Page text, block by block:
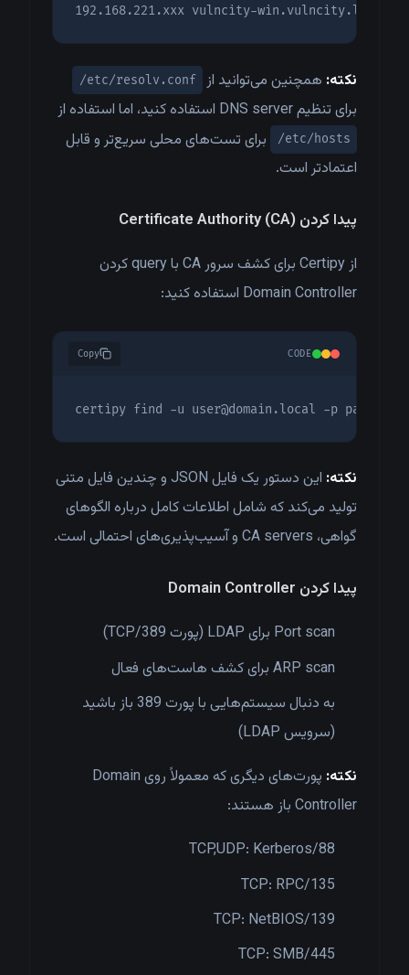
192.168.221.xxx vulncity-win.vulncity.local
نکته: همچنین می‌توانید از /etc/resolv.conf
برای تنظیم DNS server استفاده کنید، اما استفاده از
/etc/hosts
برای تست‌های محلی سریع‌تر و قابل
اعتمادتر است.
پیدا کردن Certificate Authority (CA)
از Certipy برای کشف سرور CA با query کردن
Domain Controller استفاده کنید:
CODE
Copy
certipy find -u user@domain.local -p
نکته:
این دستور یک فایل JSON و چندین فایل متنی
تولید می‌کند که شامل اطلاعات کامل درباره الگوهای
گواهی، CA servers و آسیب‌پذیری‌های احتمالی است.
پیدا کردن Domain Controller
Port scan برای LDAP (پورت 389/TCP)
ARP scan برای کشف هاست‌های فعال
به دنبال سیستم‌هایی با پورت 389 باز باشید
(سرویس LDAP)
نکته:
پورت‌های دیگری که معمولاً روی Domain
Controller باز هستند:
88/TCP,UDP: Kerberos
135/TCP: RPC
139/TCP: NetBIOS
445/TCP: SMB